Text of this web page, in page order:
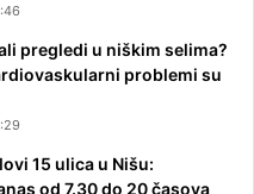
pregledi u niškim selima?
problemi su
15 ulica u Nišu:
od 7.30 do 20 časova